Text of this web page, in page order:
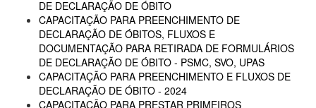
DE DECLARAÇÃO DE ÓBITO
CAPACITAÇÃO PARA PREENCHIMENTO DE
DECLARAÇÃO DE ÓBITOS, FLUXOS E
DOCUMENTAÇÃO PARA RETIRADA DE FORMULÁRIOS
DE DECLARAÇÃO DE ÓBITO - PSMC, SVO, UPAS
CAPACITAÇÃO PARA PREENCHIMENTO E FLUXOS DE
DECLARAÇÃO DE ÓBITO - 2024
CAPACITAÇÃO PARA PRESTAR PRIMEIROS